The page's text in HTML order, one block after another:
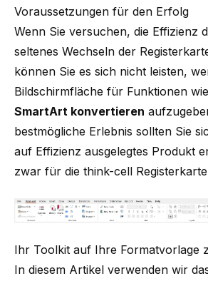
Voraussetzungen für den Erfolg
Wenn Sie versuchen, die Effizienz
seltenes Wechseln der
können Sie es sich nicht leisten,
Bildschirmfläche für Funktionen wie
SmartArt konvertieren
bestmögliche Erlebnis sollten Sie
auf Effizienz ausgelegtes Produkt
zwar für die think-cell
Ihr Toolkit auf Ihre Formatvorlage
In diesem Artikel verwenden wir